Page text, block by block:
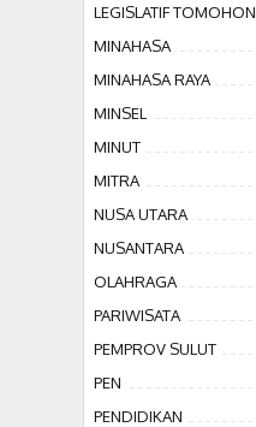
LEGISLATIF TOMOHON
MINAHASA
MINAHASA RAYA
MINSEL
MINUT
MITRA
NUSA UTARA
NUSANTARA
OLAHRAGA
PARIWISATA
PEMPROV SULUT
PEN
PENDIDIKAN